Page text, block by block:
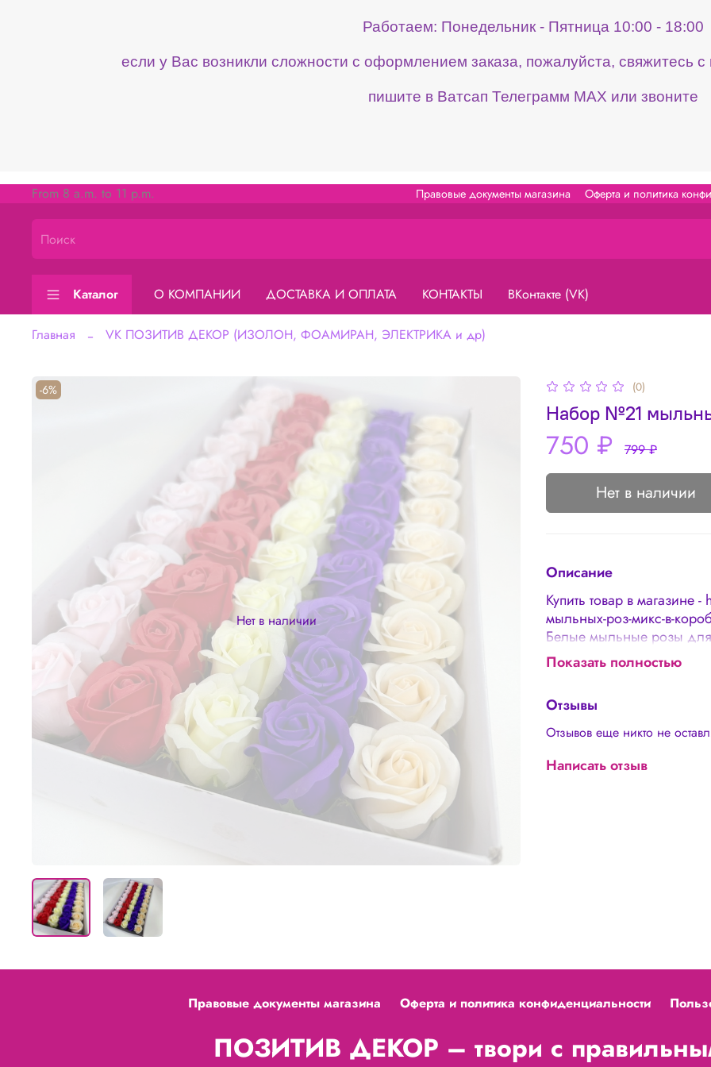
Работаем: Понедельник - Пятница 10:00 - 18:00
если у Вас возникли сложности с оформлением заказа, пожалуйста, свяжитесь
пишите в Ватсап Телеграмм МАХ или звоните
Правовые документы магазина Оферта и политика
From 8 a.m. to 11 p.m.
Каталог О КОМПАНИИ ДОСТАВКА И ОПЛАТА КОНТАКТЫ ВКонтакте (VK)
Главная VK ПОЗИТИВ ДЕКОР (ИЗОЛОН, ФОАМИРАН, ЭЛЕКТРИКА и др)
Нет в наличии
-6% (0)
Набор №21
750 ₽ 799 ₽
Нет в наличии
Описание
Купить товар в
мыльных-роз-микс-в-
Белые мыльные розы
подарок для учителей,
см В упаковке 50 штук
примеру). При долгом
Сухие розы можно
Показать полностью
Отзывы
Отзывов еще никто не
Написать отзыв
Правовые документы магазина Оферта и политика конфиденциальности
ПОЗИТИВ ДЕКОР – твори с